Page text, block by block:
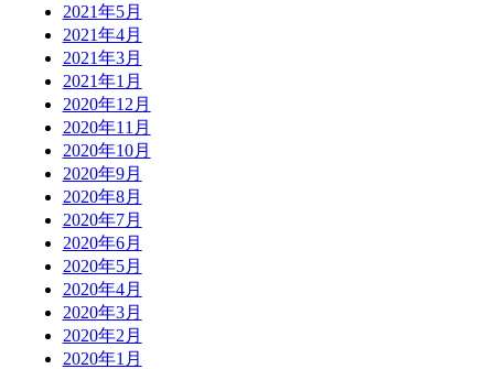
2021年5月
2021年4月
2021年3月
2021年1月
2020年12月
2020年11月
2020年10月
2020年9月
2020年8月
2020年7月
2020年6月
2020年5月
2020年4月
2020年3月
2020年2月
2020年1月